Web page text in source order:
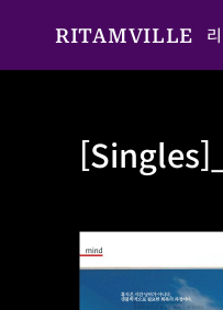
RITAMVILLE